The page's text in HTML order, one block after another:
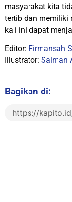
masyarakat kita
tertib dan memiliki
kali ini dapat
Editor: Firmansah
Illustrator: Salman
Bagikan di: